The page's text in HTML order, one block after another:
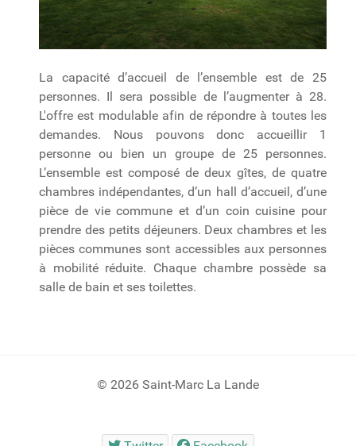
La capacité d’accueil de l’ensemble est de 25
personnes. Il sera possible de l’augmenter à 28.
L'offre est modulable afin de répondre à toutes les
demandes. Nous pouvons donc accueillir 1
personne ou bien un groupe de 25 personnes.
L’ensemble est composé de deux gîtes, de quatre
chambres indépendantes, d’un hall d’accueil, d’une
pièce de vie commune et d’un coin cuisine pour
prendre des petits déjeuners. Deux chambres et les
pièces communes sont accessibles aux personnes
à mobilité réduite. Chaque chambre possède sa
salle de bain et ses toilettes.
© 2026 Saint-Marc La Lande